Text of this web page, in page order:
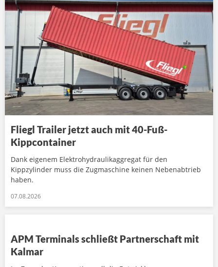
Fliegl Trailer jetzt auch mit 40-Fuß-
Kippcontainer
Dank eigenem Elektrohydraulikaggregat für den
Kippzylinder muss die Zugmaschine keinen Nebenabtrieb
haben.
07.08.2026
APM Terminals schließt Partnerschaft mit
Kalmar